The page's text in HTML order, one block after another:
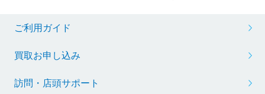
ご利用ガイド
買取お申し込み
訪問・店頭サポート